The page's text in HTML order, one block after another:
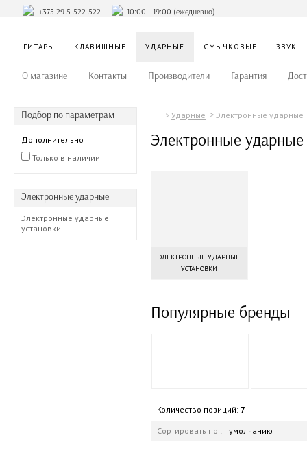
+375 29 5-522-522 10:00 - 19:00 (ежедневно)
ГИТАРЫ КЛАВИШНЫЕ УДАРНЫЕ СМЫЧКОВЫЕ ЗВУК
О магазине Контакты Производители Гарантия
Подбор по параметрам
Дополнительно
Только в наличии
Электронные ударные
Электронные ударные
установки
Ударные Электронные ударные
Электронные ударные
ЭЛЕКТРОННЫЕ УДАРНЫЕ
УСТАНОВКИ
Популярные бренды
Количество позиций: 7
Сортировать по : умолчанию